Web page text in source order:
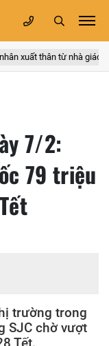
xuất thân từ nhà giáo
7/2:
79 triệu
trường trong
SJC chờ vượt